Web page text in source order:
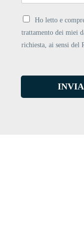
Ho letto e
trattamento dei miei
richiesta, ai sensi del
INVIA